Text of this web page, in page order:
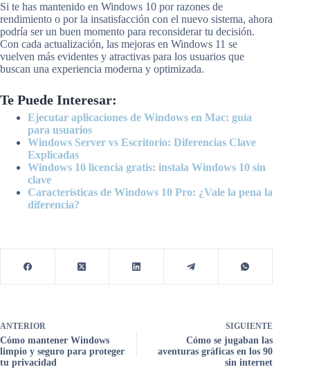
Si te has mantenido en Windows 10 por razones de
rendimiento o por la insatisfacción con el nuevo sistema, ahora
podría ser un buen momento para reconsiderar tu decisión.
Con cada actualización, las mejoras en Windows 11 se
vuelven más evidentes y atractivas para los usuarios que
buscan una experiencia moderna y optimizada.
Te Puede Interesar:
Ejecutar aplicaciones de Windows en Mac: guía
para usuarios
Windows Server vs Escritorio: Diferencias Clave
Explicadas
Windows 10 licencia gratis: instala Windows 10 sin
clave
Características de Windows 10 Pro: ¿Vale la pena la
diferencia?
ANTERIOR
Cómo mantener Windows
limpio y seguro para proteger
tu privacidad
SIGUIENTE
Cómo se jugaban las
aventuras gráficas en los 90
sin internet